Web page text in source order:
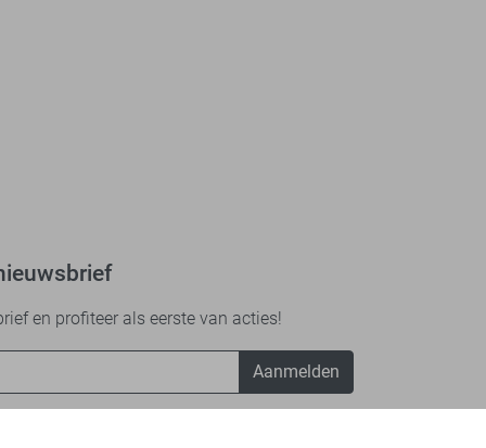
en profiteer als eerste van acties!
Aanmelden